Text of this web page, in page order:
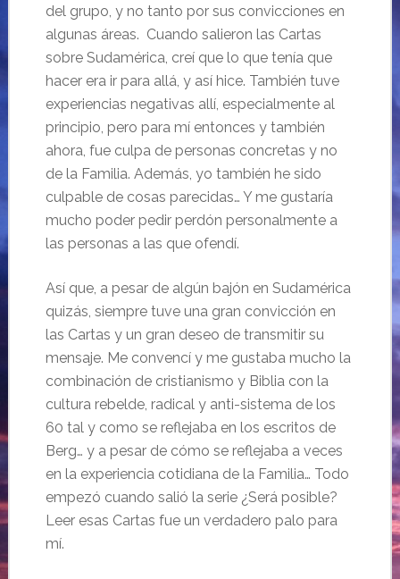
del grupo, y no tanto por sus convicciones en
algunas áreas. Cuando salieron las Cartas
sobre Sudamérica, creí que lo que tenía que
hacer era ir para allá, y así hice. También tuve
experiencias negativas allí, especialmente al
principio, pero para mí entonces y también
ahora, fue culpa de personas concretas y no
de la Familia. Además, yo también he sido
culpable de cosas parecidas… Y me gustaría
mucho poder pedir perdón personalmente a
las personas a las que ofendí.
Así que, a pesar de algún bajón en Sudamérica
quizás, siempre tuve una gran convicción en
las Cartas y un gran deseo de transmitir su
mensaje. Me convencí y me gustaba mucho la
combinación de cristianismo y Biblia con la
cultura rebelde, radical y anti-sistema de los
60 tal y como se reflejaba en los escritos de
Berg… y a pesar de cómo se reflejaba a veces
en la experiencia cotidiana de la Familia… Todo
empezó cuando salió la serie ¿Será posible?
Leer esas Cartas fue un verdadero palo para
mí.